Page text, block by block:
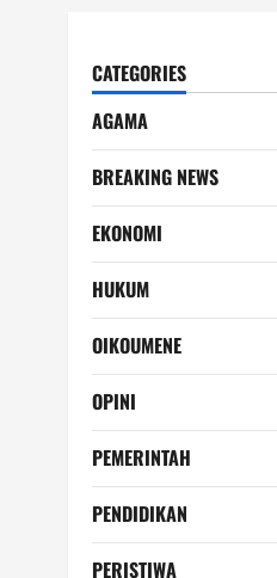
CATEGORIES
AGAMA
BREAKING NEWS
EKONOMI
HUKUM
OIKOUMENE
OPINI
PEMERINTAH
PENDIDIKAN
PERISTIWA